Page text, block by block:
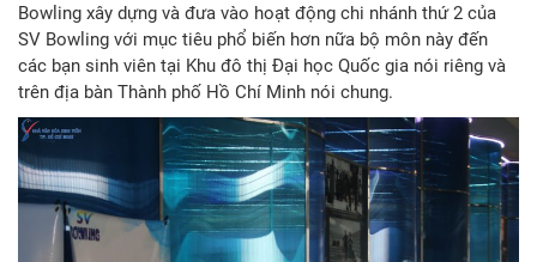
Bowling xây dựng và đưa vào hoạt động chi nhánh thứ 2 của
SV Bowling với mục tiêu phổ biến hơn nữa bộ môn này đến
các bạn sinh viên tại Khu đô thị Đại học Quốc gia nói riêng và
trên địa bàn Thành phố Hồ Chí Minh nói chung.